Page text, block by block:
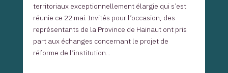
territoriaux exceptionnellement élargie qui s’est
réunie ce 22 mai. Invités pour l’occasion, des
représentants de la Province de Hainaut ont pris
part aux échanges concernant le projet de
réforme de l’institution...